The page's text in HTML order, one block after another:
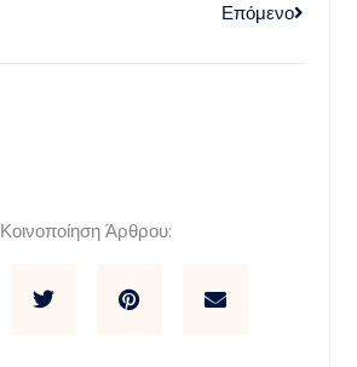
Επόμενο
Κοινοποίηση Άρθρου: